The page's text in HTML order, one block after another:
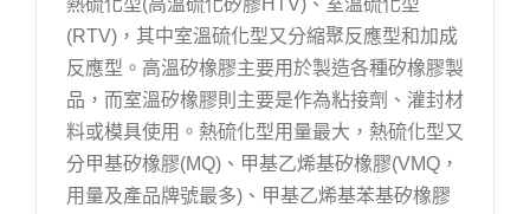
熱硫化型(高溫硫化矽膠HTV)、室溫硫化型
(RTV)，其中室溫硫化型又分縮聚反應型和加成
反應型。高溫矽橡膠主要用於製造各種矽橡膠製
品，而室溫矽橡膠則主要是作為粘接劑、灌封材
料或模具使用。熱硫化型用量最大，熱硫化型又
分甲基矽橡膠(MQ)、甲基乙烯基矽橡膠(VMQ，
用量及產品牌號最多)、甲基乙烯基苯基矽橡膠